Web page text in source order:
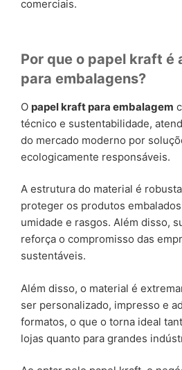
comerciais.
Por que o papel kraft é
para embalagens?
O papel kraft para embalagem
técnico e sustentabilidade,
do mercado moderno por
ecologicamente responsáveis.
A estrutura do material é
proteger os produtos
umidade e rasgos. Além disso,
reforça o compromisso das
sustentáveis.
Além disso, o material é
ser personalizado, impresso e
formatos, o que o torna ideal
lojas quanto para grandes